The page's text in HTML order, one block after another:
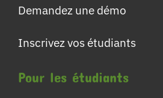
Demandez une démo
Inscrivez vos étudiants
Pour les étudiants